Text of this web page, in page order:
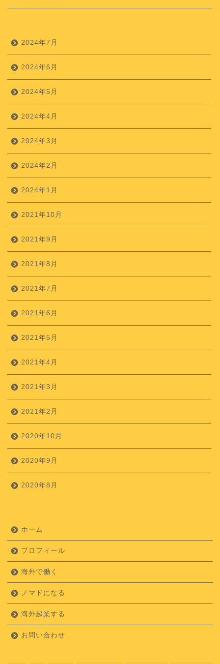
2024年7月
2024年6月
2024年5月
2024年4月
2024年3月
2024年2月
2024年1月
2021年10月
2021年9月
2021年8月
2021年7月
2021年6月
2021年5月
2021年4月
2021年3月
2021年2月
2020年10月
2020年9月
2020年8月
ホーム
プロフィール
海外で働く
ノマドになる
海外起業する
お問い合わせ